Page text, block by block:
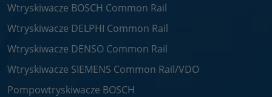
Wtryskiwacze BOSCH Common Rail
Wtryskiwacze DELPHI Common Rail
Wtryskiwacze DENSO Common Rail
Wtryskiwacze SIEMENS Common Rail/VDO
Pompowtryskiwacze BOSCH